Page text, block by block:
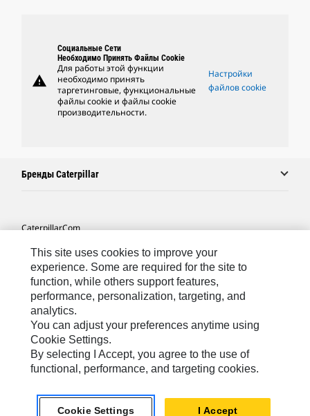
warning
Социальные Сети
Необходимо Принять Файлы Cookie
Для работы этой функции
необходимо принять
таргетинговые, функциональные
файлы cookie и файлы cookie
производительности.
Настройки
файлов cookie
Бренды Caterpillar
Caterpillar.com
Связаться С Caterpillar
Карта Сайта
Cookie Settings
Юридическая Информация
Конфиденциальность Личных Данных
CIS - Russian© 2026 Caterpillar. Все права сохранены.
This site uses cookies to improve your
experience. Some are required for the site to
function, while others support features,
performance, personalization, targeting, and
analytics.
You can adjust your preferences anytime using
Cookie Settings.
By selecting I Accept, you agree to the use of
functional, performance, and targeting cookies.
Cookie Settings I Accept